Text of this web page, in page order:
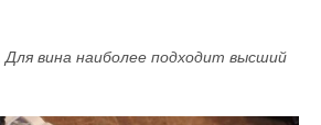
Для вина наиболее подходит высший